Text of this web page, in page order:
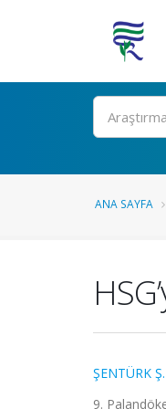
Ara
ANA SAYFA
ŞENTÜRK Ş.
9.